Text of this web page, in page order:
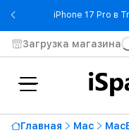
iPhone 17 Pro в
Загрузка магазина
Главная Mac